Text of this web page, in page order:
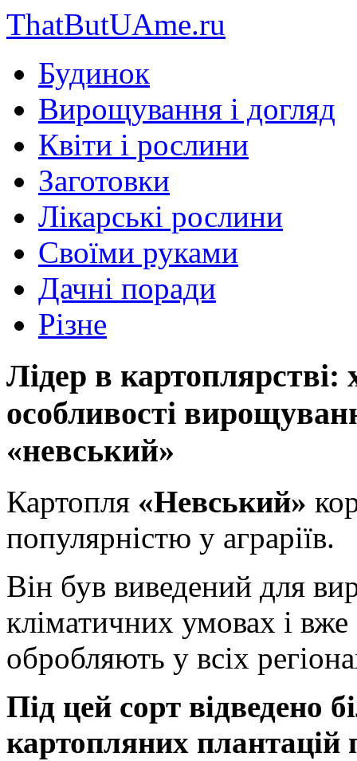
ThatButUAme.ru
Будинок
Вирощування і догляд
Квіти і рослини
Заготовки
Лікарські рослини
Своїми руками
Дачні поради
Різне
Лідер в картоплярстві:
особливості
«невський»
Картопля «Невський»
популярністю у аграріїв.
Він був виведений для
кліматичних умовах і
обробляють у всіх
Під цей сорт відведено
картопляних плантацій